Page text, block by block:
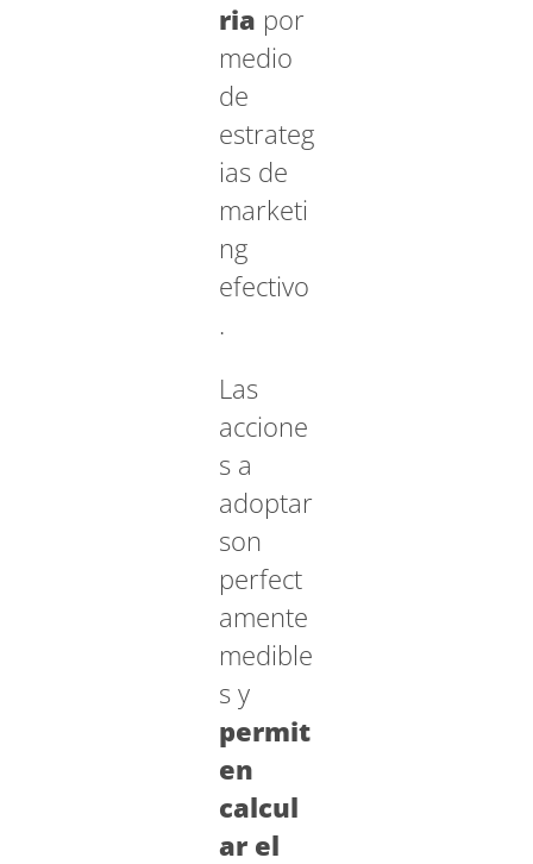
ria por
medio
de
estrateg
ias de
marketi
ng
efectivo
.
Las
accione
s a
adoptar
son
perfect
amente
medible
s y
permit
en
calcul
ar el